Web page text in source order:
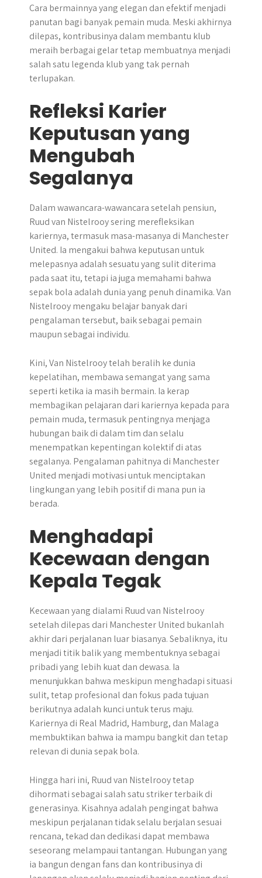
Cara bermainnya yang elegan dan efektif menjadi
panutan bagi banyak pemain muda. Meski akhirnya
dilepas, kontribusinya dalam membantu klub
meraih berbagai gelar tetap membuatnya menjadi
salah satu legenda klub yang tak pernah
terlupakan.
Refleksi Karier
Keputusan yang
Mengubah
Segalanya
Dalam wawancara-wawancara setelah pensiun,
Ruud van Nistelrooy sering merefleksikan
kariernya, termasuk masa-masanya di Manchester
United. Ia mengakui bahwa keputusan untuk
melepasnya adalah sesuatu yang sulit diterima
pada saat itu, tetapi ia juga memahami bahwa
sepak bola adalah dunia yang penuh dinamika. Van
Nistelrooy mengaku belajar banyak dari
pengalaman tersebut, baik sebagai pemain
maupun sebagai individu.
Kini, Van Nistelrooy telah beralih ke dunia
kepelatihan, membawa semangat yang sama
seperti ketika ia masih bermain. Ia kerap
membagikan pelajaran dari kariernya kepada para
pemain muda, termasuk pentingnya menjaga
hubungan baik di dalam tim dan selalu
menempatkan kepentingan kolektif di atas
segalanya. Pengalaman pahitnya di Manchester
United menjadi motivasi untuk menciptakan
lingkungan yang lebih positif di mana pun ia
berada.
Menghadapi
Kecewaan dengan
Kepala Tegak
Kecewaan yang dialami Ruud van Nistelrooy
setelah dilepas dari Manchester United bukanlah
akhir dari perjalanan luar biasanya. Sebaliknya, itu
menjadi titik balik yang membentuknya sebagai
pribadi yang lebih kuat dan dewasa. Ia
menunjukkan bahwa meskipun menghadapi situasi
sulit, tetap profesional dan fokus pada tujuan
berikutnya adalah kunci untuk terus maju.
Kariernya di Real Madrid, Hamburg, dan Malaga
membuktikan bahwa ia mampu bangkit dan tetap
relevan di dunia sepak bola.
Hingga hari ini, Ruud van Nistelrooy tetap
dihormati sebagai salah satu striker terbaik di
generasinya. Kisahnya adalah pengingat bahwa
meskipun perjalanan tidak selalu berjalan sesuai
rencana, tekad dan dedikasi dapat membawa
seseorang melampaui tantangan. Hubungan yang
ia bangun dengan fans dan kontribusinya di